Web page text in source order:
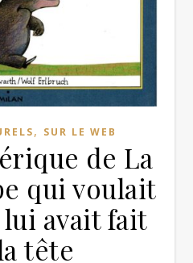
, SUR LE WEB
de La
qui voulait
avait fait
tête